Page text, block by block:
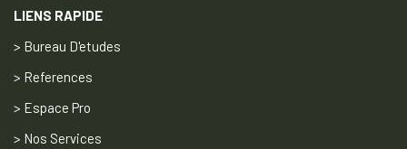
LIENS RAPIDE
> Bureau D'etudes
> References
> Espace Pro
> Nos Services